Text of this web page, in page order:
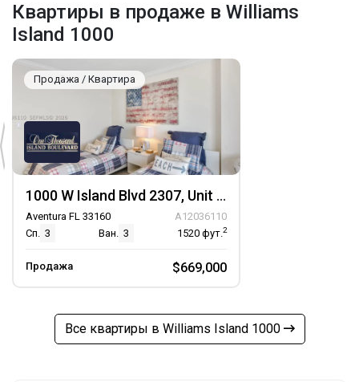
Квартиры в продаже в Williams
Island 1000
Продажа / Квартира
1000 W Island Blvd 2307, Unit 2307
Aventura FL 33160
A12036110
Сп. 3 Ван. 3 1520 фут.2
Продажа $669,000
Все квартиры в Williams Island 1000